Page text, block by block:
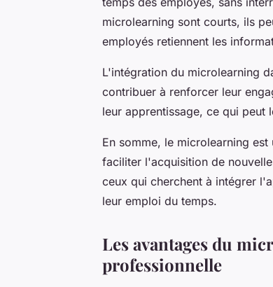
microlearning sont courts, ils
employés retiennent les
L'intégration du microlearning
contribuer à renforcer leur
leur apprentissage, ce qui peut
En somme, le microlearning
faciliter l'acquisition de
ceux qui cherchent à intégrer
leur emploi du temps.
Les avantages du
professionnelle